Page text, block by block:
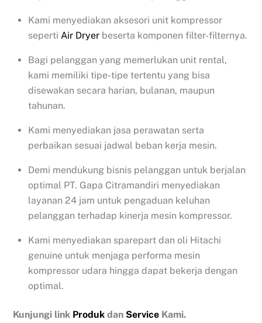
Kami menyediakan aksesori unit kompressor
seperti Air Dryer beserta komponen filter-filternya.
Bagi pelanggan yang memerlukan unit rental,
kami memiliki tipe-tipe tertentu yang bisa
disewakan secara harian, bulanan, maupun
tahunan.
Kami menyediakan jasa perawatan serta
perbaikan sesuai jadwal beban kerja mesin.
Demi mendukung bisnis pelanggan untuk berjalan
optimal PT. Gapa Citramandiri menyediakan
layanan 24 jam untuk pengaduan keluhan
pelanggan terhadap kinerja mesin kompressor.
Kami menyediakan sparepart dan oli Hitachi
genuine untuk menjaga performa mesin
kompressor udara hingga dapat bekerja dengan
optimal.
Kunjungi link Produk dan Service Kami.